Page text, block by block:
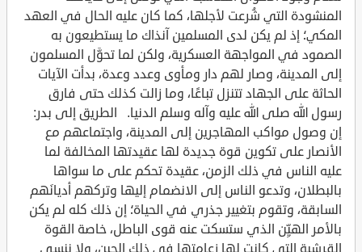
المنشودة التي شُرعت لأجلها، كما كان عليه الحال في العهد
المكي؛ إذ لم يكن لدى المسلمين آنذاك ما يستطيعون به
الصمود في المواجهة العسكرية، ولكن لما تحوَّل المسلمون
إلى المدينة، وصار لهم دار ومأوى وعدد وعدة، بدأت الآيات
الحاثة على الجهاد تتنزل تباعًا، وما زالت كذلك حتى فارق
رسول الله صلى الله عليه وآله وسلم الدنيا. الطريق إلى بدر:
إن وصول مواكب المهاجرين إلى المدينة، واجتماعهم مع
الأنصار على تكوين قوة جديدة لها عقيدتها المخالفة لما
عليه الناس في ذلك الزمن، عقيدة تحكم على ما سواها
بالبطلان، وتدعو الناس إلى الانضمام إليها وتركهم أديانَهم
السابقة، وتقوم بتغيير جذري في الحياة؛ إن ذلك كله لم يكن
بالأمر الهيِّن الذي ستسكت عنه قوى الباطل، خاصة القوة